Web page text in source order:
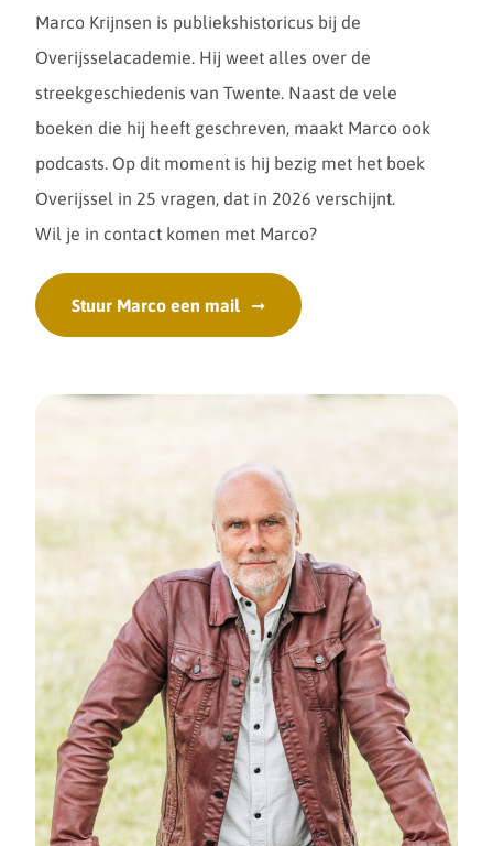
Marco Krijnsen is publiekshistoricus bij de
Overijsselacademie. Hij weet alles over de
streekgeschiedenis van Twente. Naast de vele
boeken die hij heeft geschreven, maakt Marco ook
podcasts. Op dit moment is hij bezig met het boek
Overijssel in 25 vragen, dat in 2026 verschijnt.
Wil je in contact komen met Marco?
Stuur Marco een mail